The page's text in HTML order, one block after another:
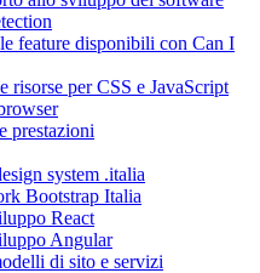
feature disponibili con Can I
risorse per CSS e JavaScript
prestazioni
system .italia
Bootstrap Italia
React
Angular
di sito e servizi